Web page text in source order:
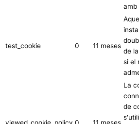
amb
test_cookie 0 11 meses
de
si el
La
de